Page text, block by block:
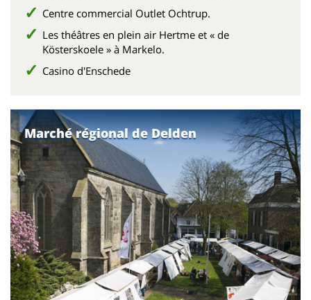
Centre commercial Outlet Ochtrup.
Les théâtres en plein air Hertme et « de
Kösterskoele » à Markelo.
Casino d'Enschede
Marché régional de Delden